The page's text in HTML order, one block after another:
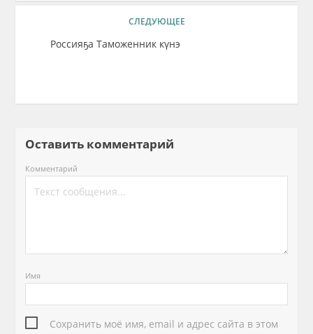
СЛЕДУЮЩЕЕ
Россияҕа Таможенник күнэ
Оставить комментарий
Комментарий
Имя
Сохранить моё имя, email и адрес сайта в этом